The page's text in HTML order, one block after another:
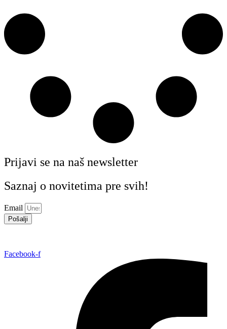
Prijavi se na naš newsletter
Saznaj o novitetima pre svih!
Email
Pošalji
Facebook-f